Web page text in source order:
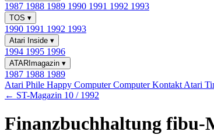
1987 1988 1989 1990 1991 1992 1993
TOS ▾
1990 1991 1992 1993
Atari Inside ▾
1994 1995 1996
ATARImagazin ▾
1987 1988 1989
Atari Phile Happy ComputerComputer Kontakt Atari
← ST-Magazin 10 / 1992
Finanzbuchhaltung